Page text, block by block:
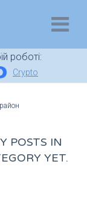
роботі:
Crypto
POSTS IN
YET.